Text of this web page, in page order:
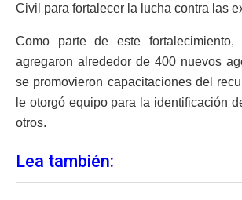
Civil para fortalecer la lucha contra las
Como parte de este
agregaron alrededor de 400 nuevos
se promovieron capacitaciones del
le otorgó equipo para la identificación
otros.
Lea también: